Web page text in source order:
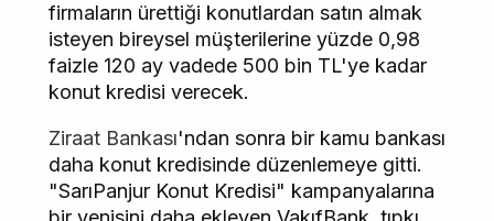
firmaların ürettiği konutlardan satın almak
isteyen bireysel müşterilerine yüzde 0,98
faizle 120 ay vadede 500 bin TL'ye kadar
konut kredisi verecek.
Ziraat Bankası'ndan sonra bir kamu bankası
daha konut kredisinde düzenlemeye gitti.
"SarıPanjur Konut Kredisi" kampanyalarına